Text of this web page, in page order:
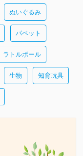
ぬいぐるみ
パペット
ラトルボール
生物 知育玩具